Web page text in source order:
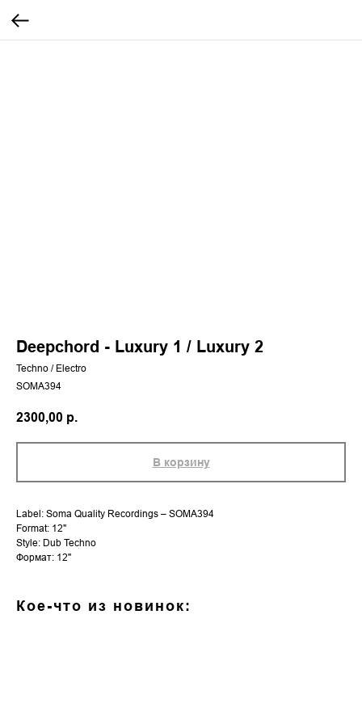
Deepchord - Luxury 1 / Luxury 2
Techno / Electro
SOMA394
2300,00 р.
В корзину
Label: Soma Quality Recordings – SOMA394
Format: 12"
Style: Dub Techno
Формат: 12''
Кое-что из новинок: